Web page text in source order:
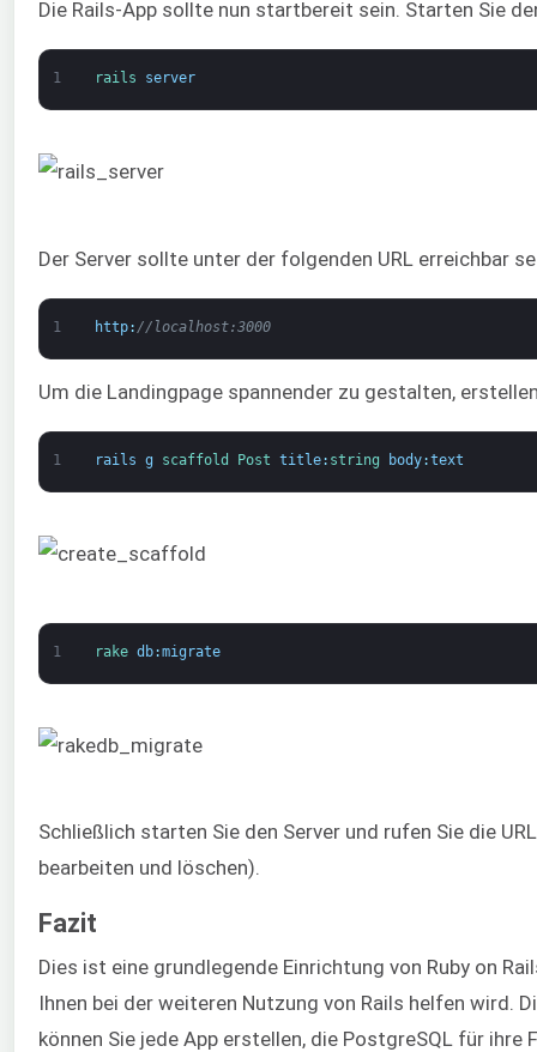
Die Rails-App sollte nun startbereit sein. Starten Sie
1 rails server
Der Server sollte unter der folgenden URL erreichbar
1 http: //localhost:3000
Um die Landingpage spannender zu gestalten,
1 rails g scaffold Post title: string body:text
1 rake db:migrate
Schließlich starten Sie den Server und rufen Sie die
bearbeiten und löschen).
Fazit
Dies ist eine grundlegende Einrichtung von Ruby on
Ihnen bei der weiteren Nutzung von Rails helfen wird.
können Sie jede App erstellen, die PostgreSQL für ihre